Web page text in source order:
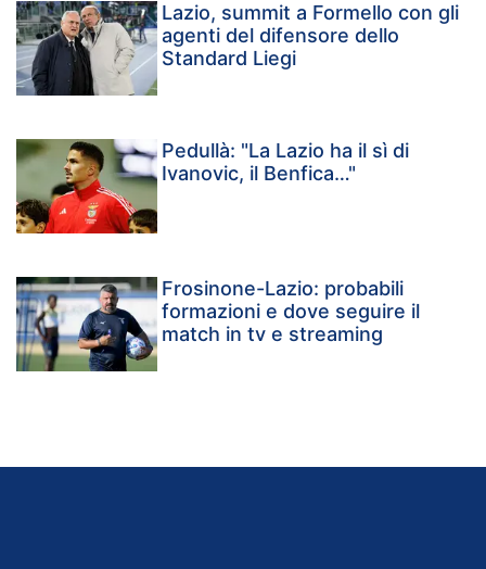
Lazio, summit a Formello con gli
agenti del difensore dello
Standard Liegi
Pedullà: "La Lazio ha il sì di
Ivanovic, il Benfica…"
Frosinone-Lazio: probabili
formazioni e dove seguire il
match in tv e streaming